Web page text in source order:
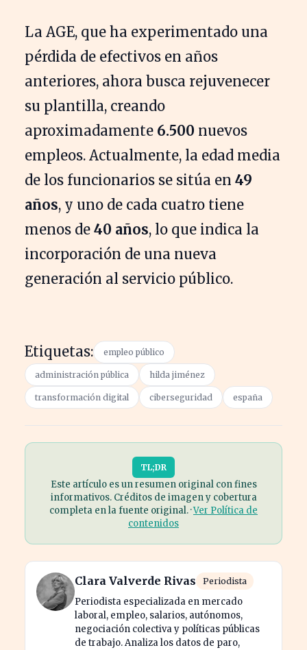
La AGE, que ha experimentado una
pérdida de efectivos en años
anteriores, ahora busca rejuvenecer
su plantilla, creando
aproximadamente 6.500 nuevos
empleos. Actualmente, la edad media
de los funcionarios se sitúa en 49
años, y uno de cada cuatro tiene
menos de 40 años, lo que indica la
incorporación de una nueva
generación al servicio público.
Etiquetas: empleo público
administración pública hilda jiménez
transformación digital ciberseguridad españa
TL;DR
Este artículo es un resumen original con fines
informativos. Créditos de imagen y cobertura
completa en la fuente original. ·Ver Política de
contenidos
Clara Valverde Rivas Periodista
Periodista especializada en mercado
laboral, empleo, salarios, autónomos,
negociación colectiva y políticas públicas
de trabajo. Analiza los datos de paro,